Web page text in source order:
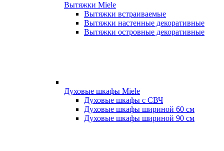
Вытяжки Miele
Вытяжки встраиваемые
Вытяжки настенные декоративные
Вытяжки островные декоративные
Духовые шкафы Miele
Духовые шкафы с СВЧ
Духовые шкафы шириной 60 см
Духовые шкафы шириной 90 см